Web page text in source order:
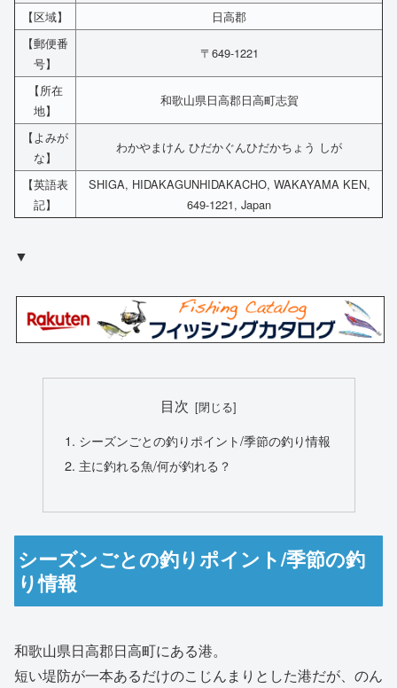
【区域】
日高郡
【郵便番
号】
〒649-1221
【所在
地】
和歌山県日高郡日高町志賀
【よみが
な】
わかやまけん ひだかぐんひだかちょう しが
【英語表
記】
SHIGA, HIDAKAGUNHIDAKACHO, WAKAYAMA KEN,
649-1221, Japan
▼
目次
シーズンごとの釣りポイント/季節の釣り情報
主に釣れる魚/何が釣れる？
シーズンごとの釣りポイント/季節の釣
り情報
和歌山県日高郡日高町にある港。
短い堤防が一本あるだけのこじんまりとした港だが、のん